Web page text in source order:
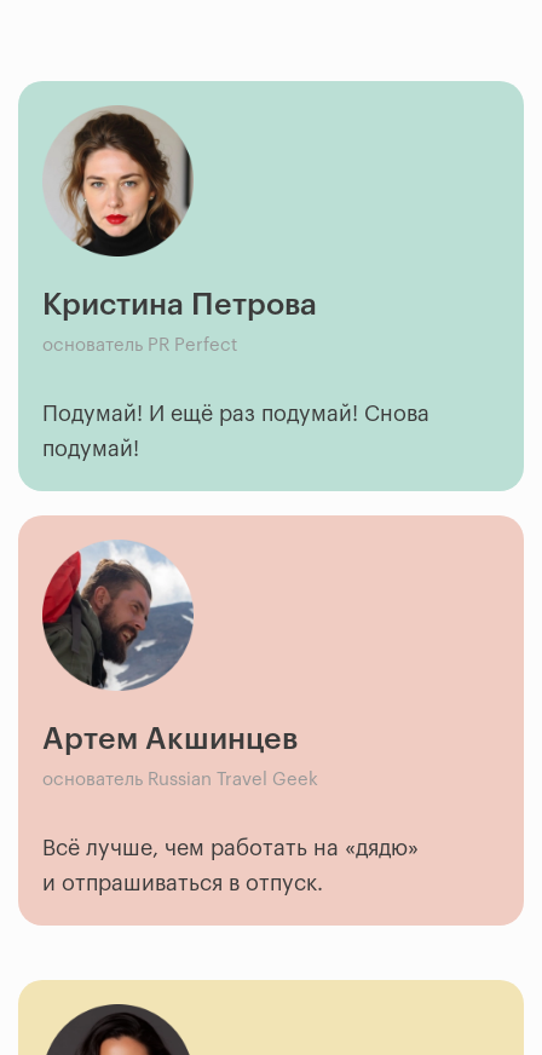
Кристина Петрова
основатель PR Perfect
Подумай! И ещё раз подумай! Снова
подумай!
Артем Акшинцев
основатель Russian Travel Geek
Всё лучше, чем работать на «дядю»
и отпрашиваться в отпуск.